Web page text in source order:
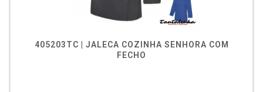
405203TC | JALECA COZINHA SENHORA COM
FECHO